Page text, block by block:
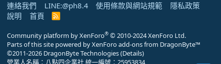
連絡我們
LINE:@ph8.4 使用條款與網站規範
隱私政策
說明
首頁
R
Community platform by XenForo® © 2010-2024 XenForo Ltd.
Parts of this site powered byXenForo add-ons from DragonByte™
©2011-2026 DragonByte Technologies(Details)
營業人名稱：八點四企業社 統一編號：25953834